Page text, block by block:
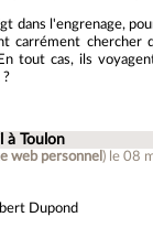
dans l'engrenage,
carrément chercher
tout cas, ils
?
à Toulon
web personnel ) le 08
Dupond